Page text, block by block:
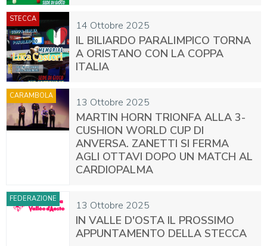
14 Ottobre 2025
STECCA
IL BILIARDO PARALIMPICO TORNA
A ORISTANO CON LA COPPA
ITALIA
13 Ottobre 2025
CARAMBOLA
MARTIN HORN TRIONFA ALLA 3-
CUSHION WORLD CUP DI
ANVERSA. ZANETTI SI FERMA
AGLI OTTAVI DOPO UN MATCH AL
CARDIOPALMA
13 Ottobre 2025
FEDERAZIONE
IN VALLE D'OSTA IL PROSSIMO
APPUNTAMENTO DELLA STECCA